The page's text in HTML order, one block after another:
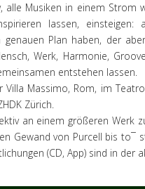
alle Musiken in einem Strom
lassen,
genauen Plan haben, der
Werk, Harmonie,
entstehen lassen.
Massimo, Rom, im
Zürich.
an einem größeren Werk
Gewand von Purcell bis to¯
(CD, App) sind in der